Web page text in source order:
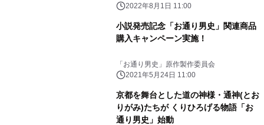
2022年8月1日 11:00
小説発売記念「お通り男史」関連商品
購入キャンペーン実施！
「お通り男史」原作製作委員会
2021年5月24日 11:00
京都を舞台とした道の神様・通神(とお
りがみ)たちが くりひろげる物語「お
通り男史」始動